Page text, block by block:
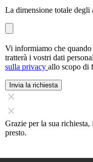
La dimensione totale
Vi informiamo che
tratterà i vostri dati
sulla privacy allo scopo di
Invia la richiesta
Grazie per la sua
presto.